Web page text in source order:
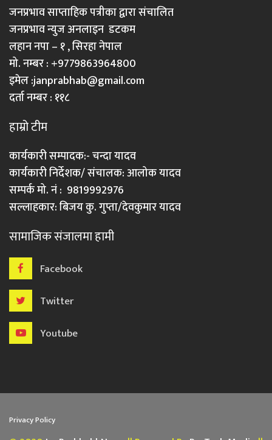
जनप्रभाव साप्ताहिक पत्रीका द्वारा संचालित
जनप्रभाव न्युज अनलाइन डटकम
लहान नपा – १ , सिरहा नेपाल
मो. नम्बर : +9779863964800
इमेल :janprabhab@gmail.com
दर्ता नम्बर : ११८
हाम्रो टीम
कार्यकारी सम्पादक:- चन्दा यादव
कार्यकारी निर्देशक/ संचालक: आलोक यादव
सम्पर्क मो. नं : 9819992976
सल्लाहकार: बिजय कु. गुप्ता/देवकुमार यादव
सामाजिक संजालमा हामी
Facebook
Twitter
Youtube
Privacy Policy